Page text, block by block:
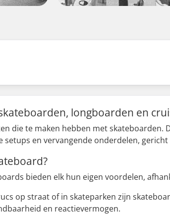
longboarden en
die te maken hebben met skateboarden.
setups en vervangende onderdelen,
bieden elk hun eigen voordelen,
op straat of in skateparken zijn
en reactievermogen.